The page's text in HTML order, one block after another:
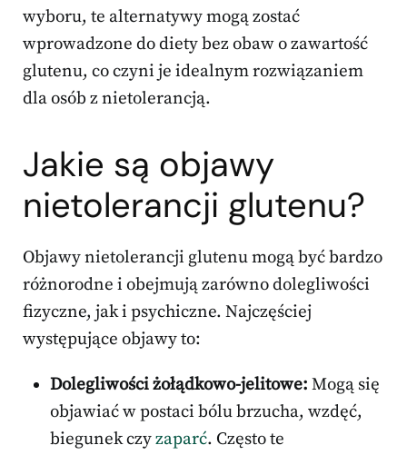
wyboru, te alternatywy mogą zostać
wprowadzone do diety bez obaw o zawartość
glutenu, co czyni je idealnym rozwiązaniem
dla osób z nietolerancją.
Jakie są objawy
nietolerancji glutenu?
Objawy nietolerancji glutenu mogą być bardzo
różnorodne i obejmują zarówno dolegliwości
fizyczne, jak i psychiczne. Najczęściej
występujące objawy to:
Dolegliwości żołądkowo-jelitowe: Mogą się
objawiać w postaci bólu brzucha, wzdęć,
biegunek czyzaparć. Często te